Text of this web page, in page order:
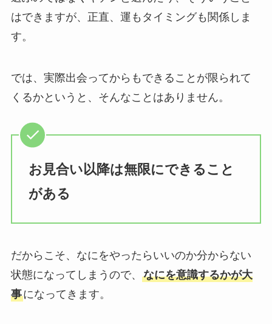
はできますが、正直、運もタイミングも関係しま
す。
では、実際出会ってからもできることが限られて
くるかというと、そんなことはありません。
お見合い以降は無限にできること
がある
だからこそ、なにをやったらいいのか分からない
状態になってしまうので、 なにを意識するかが大
事になってきます。